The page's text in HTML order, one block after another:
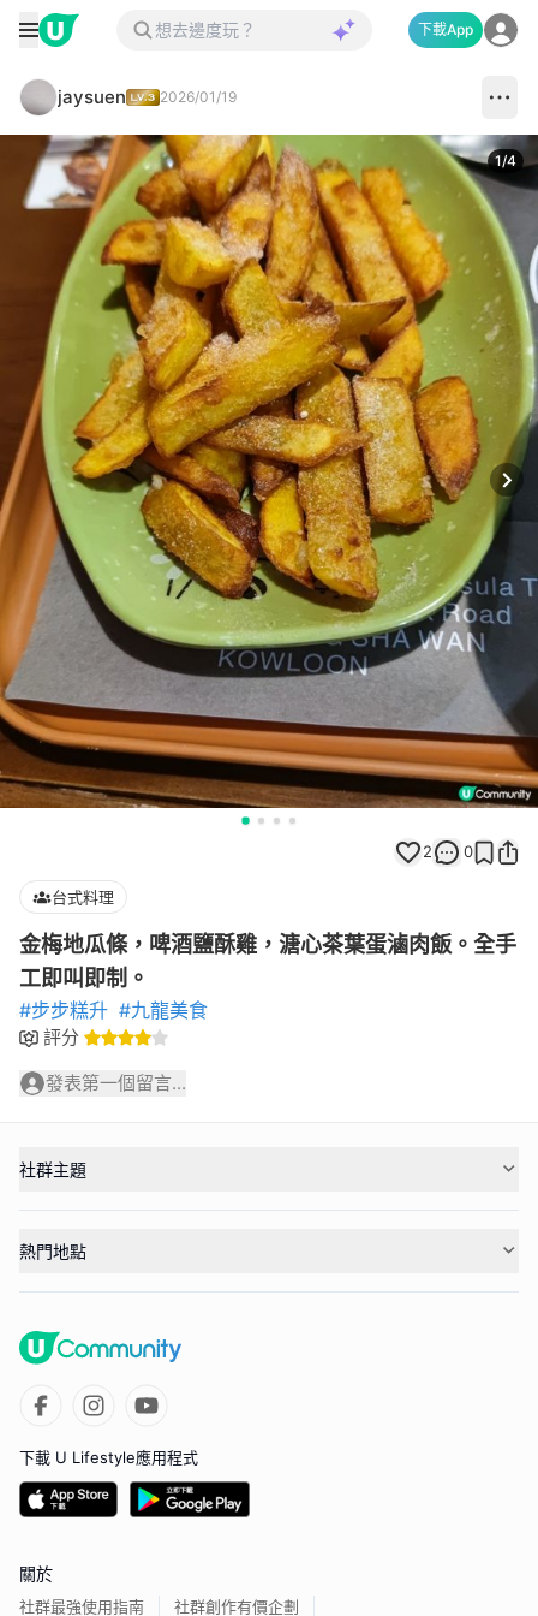
下載App
jaysuen 2026/01/19
1/4
2 0
台式料理
金梅地瓜條，啤酒鹽酥雞，溏心茶葉蛋滷肉飯。全手
工即叫即制。
#步步糕升 #九龍美食
評分
發表第一個留言...
社群主題
熱門地點
下載 U Lifestyle應用程式
關於
社群最強使用指南 社群創作有價企劃